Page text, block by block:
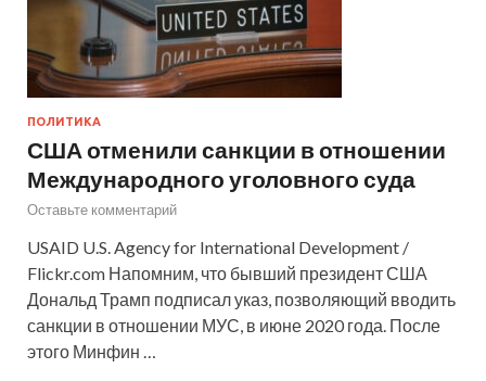
ПОЛИТИКА
США отменили санкции в отношении
Международного уголовного суда
Оставьте комментарий
USAID U.S. Agency for International Development /
Flickr.com Напомним, что бывший президент США
Дональд Трамп подписал указ, позволяющий вводить
санкции в отношении МУС, в июне 2020 года. После
этого Минфин …